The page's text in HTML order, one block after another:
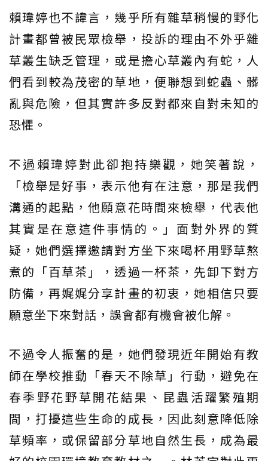
賴瑋婷也不諱言，幾乎所有雜草稍慢的野化
計畫都曾被民眾檢舉，投訴的理由不外乎雜
草叢生缺乏管理，或是擔心草叢內有蛇，人
們看到較為茂密的草地，便聯想到蛇蟲、髒
亂與危險，但其實許多反對都來自對未知的
恐懼。
不過賴瑋婷對此卻抱持樂觀，她笑著說，
「檢舉是好事，表示他有在注意，那是我們
溝通的起點，他願意花時間來檢舉，代表他
其實是在意這件事情的。」面對外界的質
疑，她們選擇邀請對方坐下來喝杯用野草熬
煮的「百草茶」，透過一杯茶，先卸下對方
防備，再娓娓分享計畫的初衷，她相信只要
願意坐下來對話，誤會都有機會被化解。
不過令人振奮的是，她們發現近年開始有教
師在學校推動「春天不除草」行動，避免在
春季野花野草開花結果、昆蟲活躍繁殖期
間，打擾這些生命的成長，因此刻意降低除
草頻率，或保留部分草地自然生長，成為最